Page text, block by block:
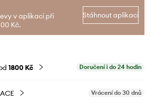
v aplikaci při
Kč.
Stáhnout aplikaci
1800 Kč Doručení i do 24 hodin
Vrácení do 30 dnů